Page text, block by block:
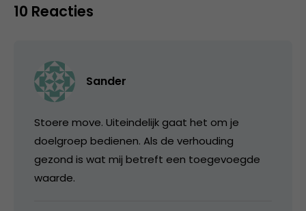
10 Reacties
Sander
Stoere move. Uiteindelijk gaat het om je
doelgroep bedienen. Als de verhouding
gezond is wat mij betreft een toegevoegde
waarde.